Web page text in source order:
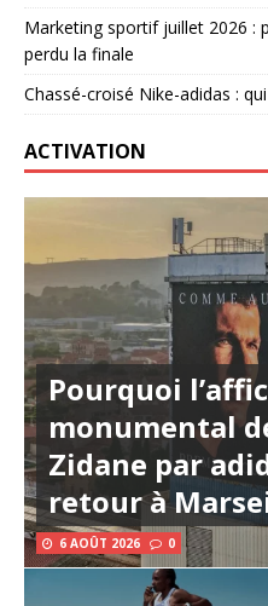
Marketing sportif juillet 2026 :
perdu la finale
Chassé-croisé Nike-adidas :
ACTIVATION
Pourquoi
monumental
Zidane par
retour à
6 AOÛT 2026 0